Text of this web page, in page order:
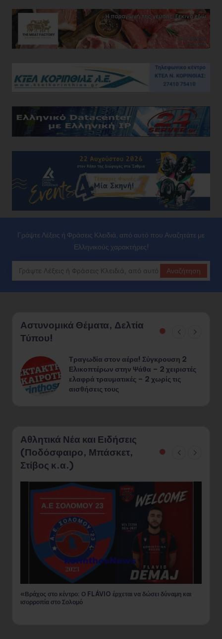
Γράψτε Λέξεις ή Φράσεις Κλειδιά, από αυτό που Αναζητάτε με
Ελληνικούς χαρακτήρες!
Αναζήτηση
Αστυνομικά Θέματα, Δελτία
Τύπου!
Φυτεία 890 δενδρυλλίων κάνναβης
εντοπίσθηκε στον Δ. Σικυωνίων – Σε
εξέλιξη βρίσκονται οι έρευνες για την
ταυτοποίηση & τη σύλληψη των
Αθλητικά Νέα και Ειδήσεις
(Ποδόσφαιρο, Μπάσκετ,
«Η επιστροφή του πρωταθλητή: Ο Κακανάκος ξανά με τα